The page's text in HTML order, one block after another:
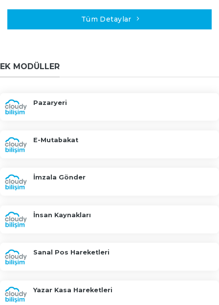
Tüm Detaylar
EK MODÜLLER
Pazaryeri
E-Mutabakat
İmzala Gönder
İnsan Kaynakları
Sanal Pos Hareketleri
Yazar Kasa Hareketleri